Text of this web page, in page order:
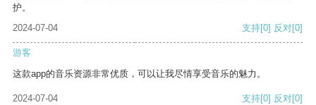
护。
2024-07-04
支持[0] 反对[0]
游客
这款app的音乐资源非常优质，可以让我尽情享受音乐的魅力。
2024-07-04 支持[0] 反对[0]